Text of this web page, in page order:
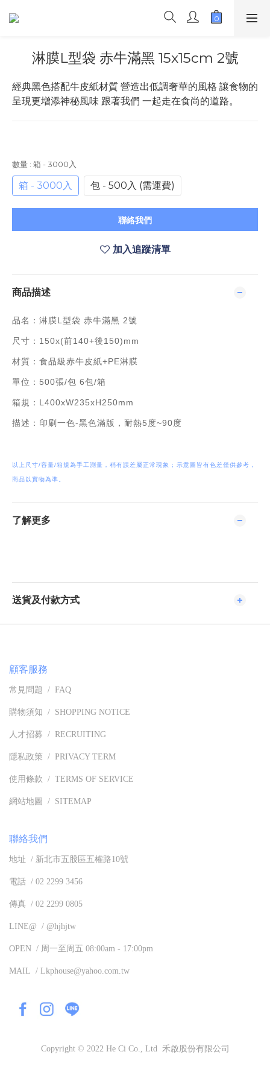
淋膜L型袋 赤牛滿黑 15x15cm 2號
經典黑色搭配牛皮紙材質 營造出低調奢華的風格 讓食物的
呈現更增添神秘風味 跟著我們 一起走在食尚的道路。
數量 : 箱 - 3000入
箱 - 3000入 包 - 500入 (需運費)
聯絡我們
加入追蹤清單
商品描述
品名：淋膜L型袋 赤牛滿黑 2號
尺寸：150x(前140+後150)mm
材質：食品級赤牛皮紙+PE淋膜
單位：500張/包 6包/箱
箱規：L400xW235xH250mm
描述：印刷一色-黑色滿版，耐熱5度~90度
以上尺寸/容量/箱規為手工測量，稍有誤差屬正常現象 ; 示意圖皆有色差僅供參考，
商品以實物為準。
了解更多
送貨及付款方式
顧客服務
常見問題 / FAQ
購物須知 / SHOPPING NOTICE
人才招募 / RECRUITING
隱私政策 / PRIVACY TERM
使用條款 / TERMS OF SERVICE
網站地圖 / SITEMAP
聯絡我們
地址 / 新北市五股區五權路10號
電話 / 02 2299 3456
傳真 / 02 2299 0805
LINE@ / @hjhjtw
OPEN / 周一至周五 08:00am - 17:00pm
MAIL / Lkphouse@yahoo.com.tw
Copyright © 2022 He Ci Co., Ltd 禾啟股份有限公司